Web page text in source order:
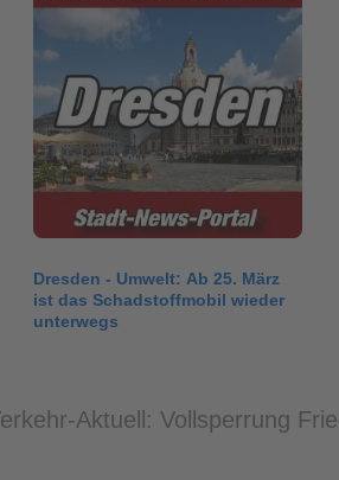
Dresden - Umwelt: Ab 25. März
ist das Schadstoffmobil wieder
unterwegs
Aktuell: Vollsperrung